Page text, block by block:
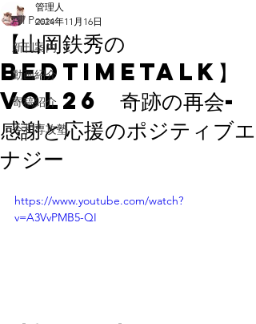
All Posts
新刊案内
動画紹介
寄稿紹介
令和専攻塾
【山岡鉄秀の
BedTimeTalk】
vol26 奇跡の再会-
感謝と応援のポジティブエ
ナジー
管理人
2024年11月16日
https://www.youtube.com/watch?
v=A3VvPMB5-QI